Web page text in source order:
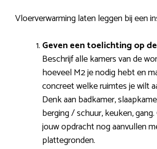
Vloerverwarming laten leggen bij een
Geven een toelichting op
Beschrijf alle kamers van de
hoeveel M2 je nodig hebt en
concreet welke ruimtes je wilt
Denk aan badkamer,
berging / schuur, keuken,
jouw opdracht nog aanvullen
plattegronden.